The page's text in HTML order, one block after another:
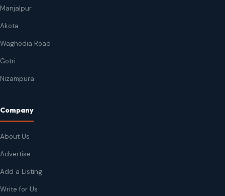
Manjalpur
Akota
Waghodia Road
Gotri
Nizampura
Company
About Us
Advertise
Add a Listing
Write for Us